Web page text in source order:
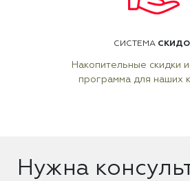
СИСТЕМА
Накопительные скидки
программа для наших
Нужна